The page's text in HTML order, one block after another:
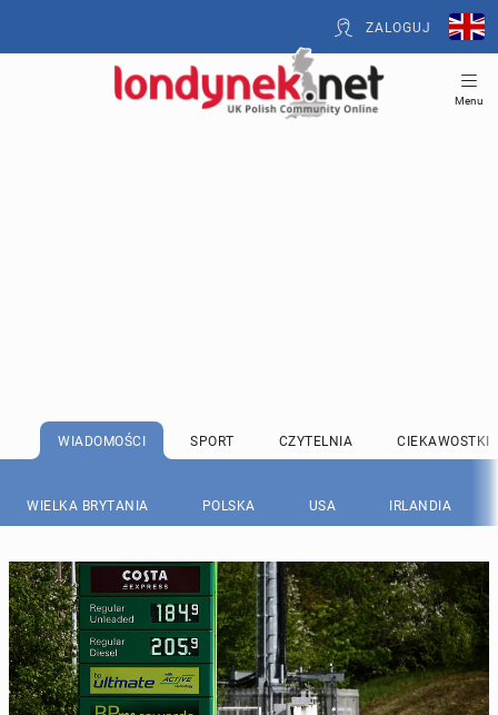
ZALOGUJ
Menu
WIADOMOŚCI SPORT CZYTELNIA CIEKAWOSTKI
WIELKA BRYTANIA POLSKA USA IRLANDIA